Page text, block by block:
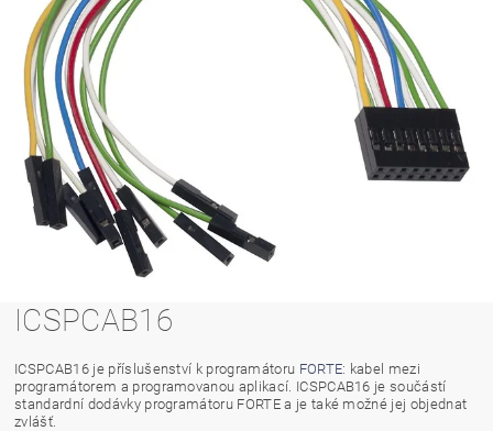
ICSPCAB16
ICSPCAB16 je příslušenství k programátoru FORTE: kabel mezi
programátorem a programovanou aplikací. ICSPCAB16 je součástí
standardní dodávky programátoru FORTE a je také možné jej objednat
zvlášť.